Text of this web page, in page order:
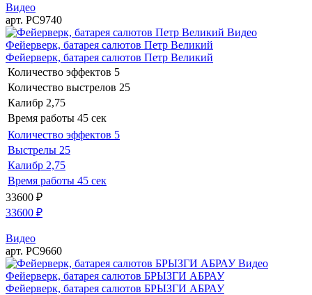
Видео
арт. РС9740
Видео
Фейерверк, батарея салютов Петр Великий
Фейерверк, батарея салютов Петр Великий
Количество эффектов 5
Количество выстрелов 25
Калибр 2,75
Время работы 45 сек
Количество эффектов 5
Выстрелы 25
Калибр 2,75
Время работы 45 сек
33600 ₽
33600 ₽
Видео
арт. РС9660
Видео
Фейерверк, батарея салютов БРЫЗГИ АБРАУ
Фейерверк, батарея салютов БРЫЗГИ АБРАУ